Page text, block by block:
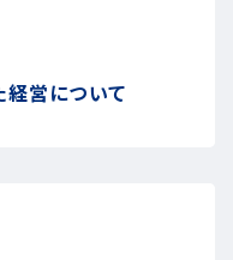
営について